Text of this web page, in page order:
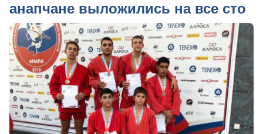
анапчане выложились на все сто